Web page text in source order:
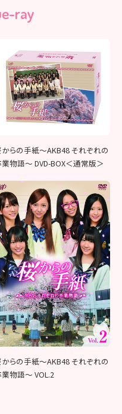
ray
らの手紙～AKB48 それぞれの
業物語～ DVD-BOX＜通常版＞
らの手紙～AKB48 それぞれの
業物語～ VOL.2